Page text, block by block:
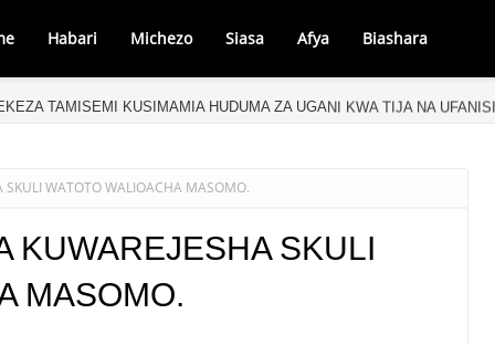
Habari Michezo Siasa Afya Biashara
TAMISEMI KUSIMAMIA HUDUMA ZA UGANI KWA TIJA NA UFANISI
SKULI WATOTO WALIOACHA MASOMO.
KUWAREJESHA SKULI
MASOMO.